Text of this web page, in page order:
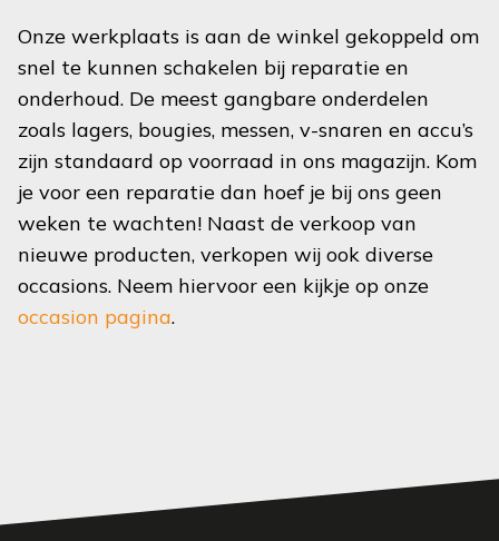
Onze werkplaats is aan de winkel gekoppeld om
snel te kunnen schakelen bij reparatie en
onderhoud. De meest gangbare onderdelen
zoals lagers, bougies, messen, v-snaren en accu’s
zijn standaard op voorraad in ons magazijn. Kom
je voor een reparatie dan hoef je bij ons geen
weken te wachten! Naast de verkoop van
nieuwe producten, verkopen wij ook diverse
occasions. Neem hiervoor een kijkje op onze
occasion pagina.